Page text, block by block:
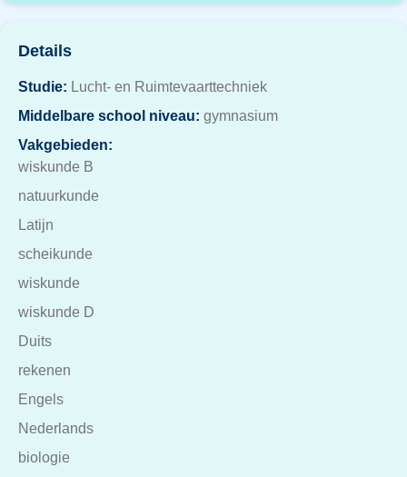
Details
Studie: Lucht- en Ruimtevaarttechniek
Middelbare school niveau: gymnasium
Vakgebieden:
wiskunde B
natuurkunde
Latijn
scheikunde
wiskunde
wiskunde D
Duits
rekenen
Engels
Nederlands
biologie